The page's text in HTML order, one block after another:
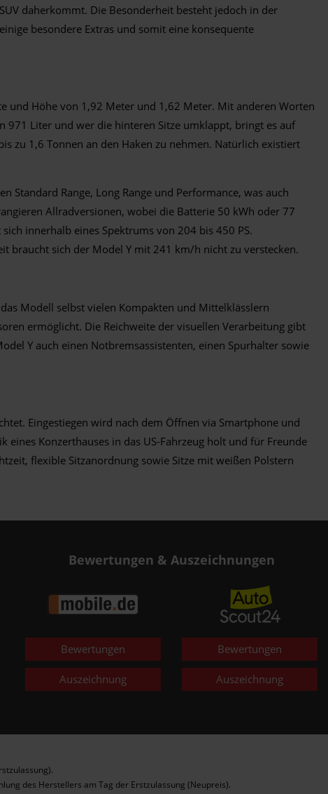
daherkommt. Die Besonderheit besteht jedoch in der
besondere Extras und somit eine konsequente
und Höhe von 1,92 Meter und 1,62 Meter. Mit anderen Worten
971 Liter und wer die hinteren Sitze umklappt, bringt es auf
zu 1,6 Tonnen an den Haken zu nehmen. Natürlich existiert
Standard Range, Long Range und Performance, was auch
Allradversionen, wobei die Batterie 50 kWh oder 77
innerhalb eines Spektrums von 204 bis 450 PS.
braucht sich der Model Y mit 241 km/h nicht zu verstecken.
Modell selbst vielen Kompakten und Mittelklässlern
ermöglicht. Die Reichweite der visuellen Verarbeitung gibt
Y auch einen Notbremsassistenten, einen Spurhalter sowie
Eingestiegen wird nach dem Öffnen via Smartphone und
eines Konzerthauses in das US-Fahrzeug holt und für Freunde
flexible Sitzanordnung sowie Sitze mit weißen Polstern
Bewertungen & Auszeichnungen
Bewertungen
Auszeichnung
Bewertungen
Auszeichnung
des Herstellers am Tag der Erstzulassung (Neupreis).